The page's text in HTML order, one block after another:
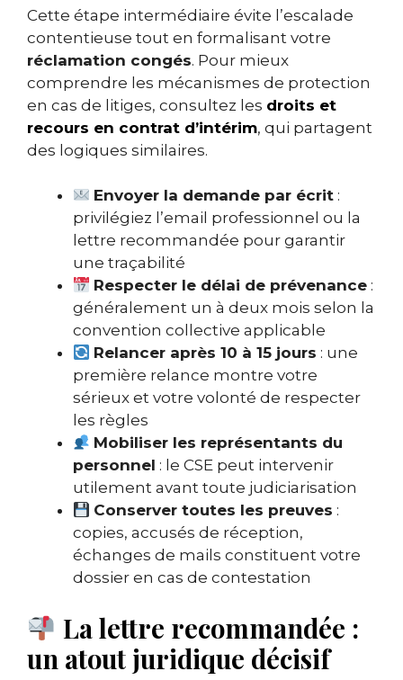
Cette étape intermédiaire évite l’escalade
contentieuse tout en formalisant votre
réclamation congés. Pour mieux
comprendre les mécanismes de protection
en cas de litiges, consultez les droits et
recours en contrat d’intérim, qui partagent
des logiques similaires.
Envoyer la demande par écrit :
privilégiez l’email professionnel ou la
lettre recommandée pour garantir
une traçabilité
Respecter le délai de prévenance :
généralement un à deux mois selon la
convention collective applicable
Relancer après 10 à 15 jours : une
première relance montre votre
sérieux et votre volonté de respecter
les règles
Mobiliser les représentants du
personnel : le CSE peut intervenir
utilement avant toute judiciarisation
Conserver toutes les preuves :
copies, accusés de réception,
échanges de mails constituent votre
dossier en cas de contestation
La lettre recommandée :
un atout juridique décisif